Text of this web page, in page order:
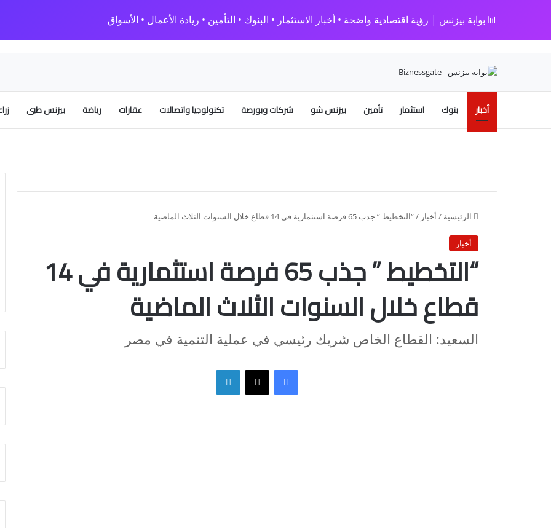
📊 بوابة بيزنس | رؤية اقتصادية واضحة • أخبار الاستثمار • البنوك • التأمين • ريادة الأعمال • الأسواق
أخبار بنوك استثمار تأمين بيزنس شو شركات وبورصة تكنولوجيا واتصالات عقارات رياضة بيزنس طبى
الرئيسية / أخبار /“التخطيط ” جذب 65 فرصة استثمارية في 14 قطاع خلال السنوات الثلاث الماضية
أخبار
“التخطيط ” جذب 65 فرصة استثمارية في 14
قطاع خلال السنوات الثلاث الماضية
السعيد: القطاع الخاص شريك رئيسي في عملية التنمية في مصر
فيسبوك X